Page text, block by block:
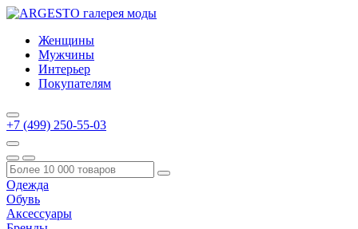
Женщины
Мужчины
Интерьер
Покупателям
+7 (499) 250-55-03
Одежда
Обувь
Аксессуары